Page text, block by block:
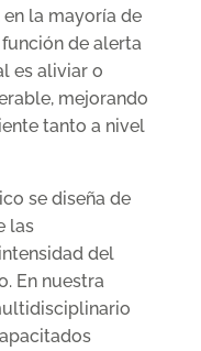
la mayoría de
de alerta
es aliviar o
mejorando
tanto a nivel
se diseña de
las
del
En nuestra